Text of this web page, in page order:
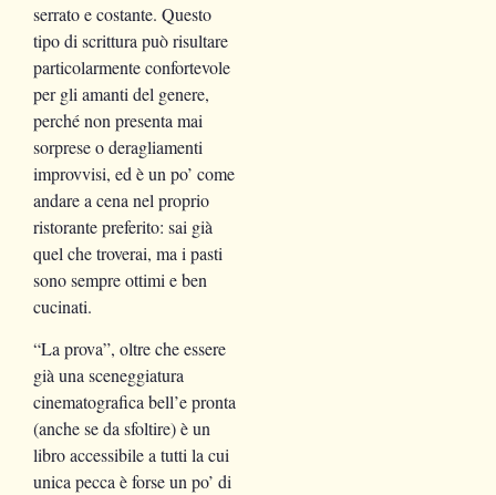
serrato e costante. Questo
tipo di scrittura può risultare
particolarmente confortevole
per gli amanti del genere,
perché non presenta mai
sorprese o deragliamenti
improvvisi, ed è un po’ come
andare a cena nel proprio
ristorante preferito: sai già
quel che troverai, ma i pasti
sono sempre ottimi e ben
cucinati.
“La prova”, oltre che essere
già una sceneggiatura
cinematografica bell’e pronta
(anche se da sfoltire) è un
libro accessibile a tutti la cui
unica pecca è forse un po’ di